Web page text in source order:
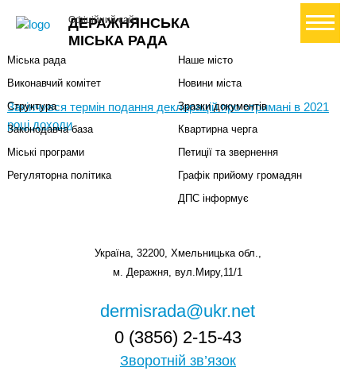
ДЕРАЖНЯНСЬКА
МІСЬКА РАДА
Офіційний сайт+ Створити петицію
Закінчився термін подання декларацій про отримані в 2021
році доходи
Міський голова
Міська рада
Виконавчий комітет
Структура
Законодавча база
Міські програми
Регуляторна політика
Наше місто
Новини міста
Зразки документів
Квартирна черга
Петиції та звернення
Графік прийому громадян
ДПС інформує
Україна, 32200, Хмельницька обл.,
м. Деражня, вул.Миру,11/1
dermisrada@ukr.net
0 (3856) 2-15-43
Зворотній зв’язок